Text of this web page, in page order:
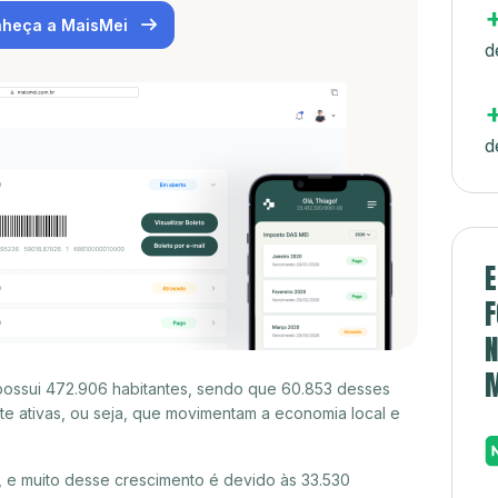
a MaisMei
472.906 habitantes, sendo que 60.853 desses
ativas, ou seja, que movimentam a economia local e
muito desse crescimento é devido às 33.530